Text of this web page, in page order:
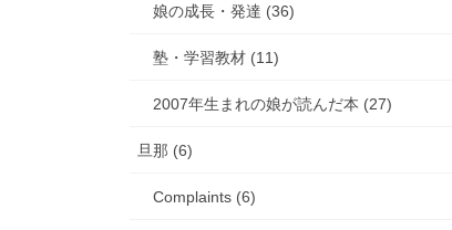
娘の成長・発達 (36)
塾・学習教材 (11)
2007年生まれの娘が読んだ本 (27)
旦那 (6)
Complaints (6)